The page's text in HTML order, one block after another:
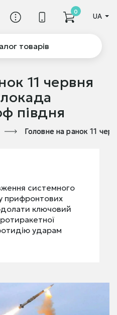
0
UA
товарів
11 червня
півдня
Головне на ранок 11
системного
прифронтових
ключовий
ударам